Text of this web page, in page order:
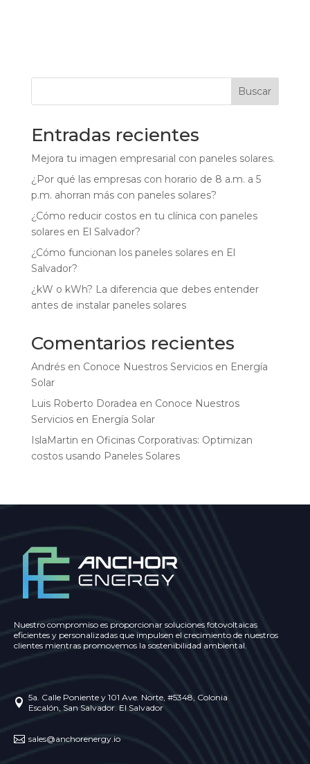
Buscar
Entradas recientes
Mejora tu imagen empresarial con paneles solares.
¿Por qué las empresas con horario de 8 a.m. a 5
p.m. ahorran más con paneles solares?
¿Cómo reducir costos en tu clínica con paneles
solares en El Salvador?
¿Cómo funcionan los paneles solares en El
Salvador?
¿kW o kWh? La diferencia que debes entender
antes de instalar paneles solares
Comentarios recientes
Andrésen Conoce Nuestros Servicios en Energía
Solar
Luis Roberto Doradea en Conoce Nuestros
Servicios en Energía Solar
IslaMartin en Oficinas Corporativas: Optimizan
costos usando Paneles Solares
Nuestro compromiso es proporcionar soluciones fotovoltaicas
eficientes y personalizadas que impulsen el crecimiento de nuestros
clientes mientras promovemos la sostenibilidad ambiental.
 5a. Calle Poniente y 101 Ave. Norte, #5348, Colonia
Escalón, San Salvador. El Salvador
 sales@anchorenergy.io